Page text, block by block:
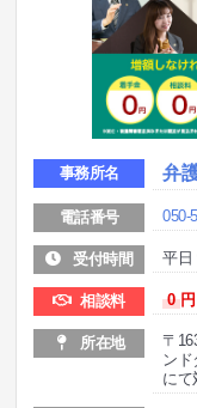
事務所名 弁
電話番号 050-
受付時間 平日
相談料 0 円
所在地
〒
ン
にて